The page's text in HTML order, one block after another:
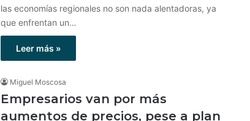
las economías regionales no son nada alentadoras, ya
que enfrentan un…
Leer más »
Miguel Moscosa
Empresarios van por más
aumentos de precios, pese a plan